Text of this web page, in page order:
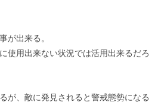
が出来る。
使用出来ない状況では活用出来るだろ
が、敵に発見されると警戒態勢になる